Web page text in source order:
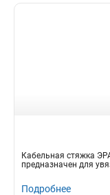
Кабельная стяжка
предназначен для
Подробнее